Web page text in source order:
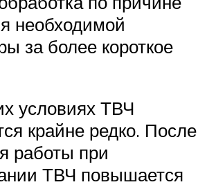
необходимой
за более короткое
условиях ТВЧ
крайне редко. После
работы при
ТВЧ повышается